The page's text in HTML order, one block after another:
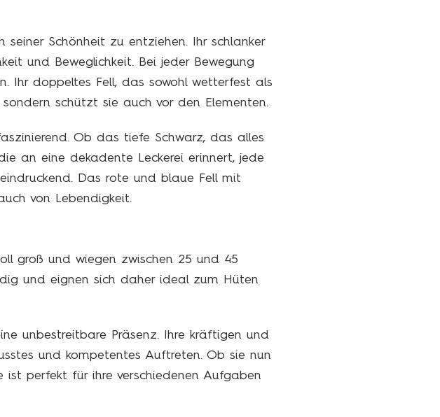
seiner Schönheit zu entziehen. Ihr schlanker
und Beweglichkeit. Bei jeder Bewegung
Ihr doppeltes Fell, das sowohl wetterfest als
schützt sie auch vor den Elementen.
Ob das tiefe Schwarz, das alles
an eine dekadente Leckerei erinnert, jede
Das rote und blaue Fell mit
von Lebendigkeit.
groß und wiegen zwischen 25 und 45
und eignen sich daher ideal zum Hüten
unbestreitbare Präsenz. Ihre kräftigen und
und kompetentes Auftreten. Ob sie nun
perfekt für ihre verschiedenen Aufgaben